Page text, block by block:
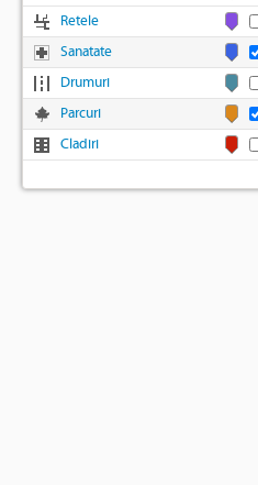
Retele
Sanatate
Drumuri
Parcuri
Cladiri